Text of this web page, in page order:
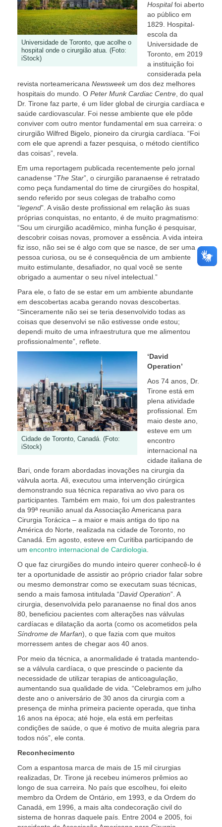
Universidade de Toronto, que acolhe o
hospital onde o cirurgião atua. (Foto:
iStock)
Hospitalfoi aberto
ao público em
1829. Hospital-
escola da
Universidade de
Toronto, em 2019
a instituição foi
considerada pela
revista norteamericana Newsweekum dos dez melhores
hospitais do mundo. O Peter Munk Cardiac Centre , do qual
Dr. Tirone faz parte, é um líder global de cirurgia cardíaca e
saúde cardiovascular. Foi nesse ambiente que ele pôde
conviver com outro mentor fundamental em sua carreira: o
cirurgião Wilfred Bigelo, pioneiro da cirurgia cardíaca. “Foi
com ele que aprendi a fazer pesquisa, o método científico
das coisas”, revela.
Em uma reportagem publicada recentemente pelo jornal
canadense “The Star”, o cirurgião paranaense é retratado
como peça fundamental do time de cirurgiões do hospital,
sendo referido por seus colegas de trabalho como
“legend”. A visão deste profissional em relação às suas
próprias conquistas, no entanto, é de muito pragmatismo:
“Sou um cirurgião acadêmico, minha função é pesquisar,
descobrir coisas novas, promover a essência. A vida inteira
fiz isso, não sei se é algo com que se nasce, de ser uma
pessoa curiosa, ou se é consequência de um ambiente
muito estimulante, desafiador, no qual você se sente
obrigado a aumentar o seu nível intelectual.”
Para ele, o fato de se estar em um ambiente abundante
em descobertas acaba gerando novas descobertas.
“Sinceramente não sei se teria desenvolvido todas as
coisas que desenvolvi se não estivesse onde estou;
dependi muito de uma infraestrutura que me alimentou
profissionalmente”, reflete.
Cidade de Toronto, Canadá. (Foto:
iStock)
‘David
Operation’
Aos 74 anos, Dr.
Tirone está em
plena atividade
profissional. Em
maio deste ano,
esteve em um
encontro
internacional na
cidade italiana de
Bari, onde foram abordadas inovações na cirurgia da
válvula aorta. Ali, executou uma intervenção cirúrgica
demonstrando sua técnica reparativa ao vivo para os
participantes. Também em maio, foi um dos palestrantes
da 99ª reunião anual da Associação Americana para
Cirurgia Torácica – a maior e mais antiga do tipo na
América do Norte, realizada na cidade de Toronto, no
Canadá. Em agosto, esteve em Curitiba participando de
um encontro internacional de Cardiologia
O que faz cirurgiões do mundo inteiro querer conhecê-lo é
ter a oportunidade de assistir ao próprio criador falar sobre
ou mesmo demonstrar como se executam suas técnicas,
sendo a mais famosa intitulada “David Operation”. A
cirurgia, desenvolvida pelo paranaense no final dos anos
80, beneficiou pacientes com alterações nas válvulas
cardíacas e dilatação da aorta (como os acometidos pela
Síndrome de Marfan), o que fazia com que muitos
morressem antes de chegar aos 40 anos.
Por meio da técnica, a anormalidade é tratada mantendo-
se a válvula cardíaca, o que prescinde o paciente da
necessidade de utilizar terapias de anticoagulação,
aumentando sua qualidade de vida. “Celebramos em julho
deste ano o aniversário de 30 anos da cirurgia com a
presença de minha primeira paciente operada, que tinha
16 anos na época; até hoje, ela está em perfeitas
condições de saúde, o que é motivo de muita alegria para
todos nós”, ele conta.
Reconhecimento
Com a espantosa marca de mais de 15 mil cirurgias
realizadas, Dr. Tirone já recebeu inúmeros prêmios ao
longo de sua carreira. No país que escolheu, foi eleito
membro da Ordem de Ontário, em 1993, e da Ordem do
Canadá, em 1996, a mais alta condecoração civil do
sistema de honras daquele país. Entre 2004 e 2005, foi